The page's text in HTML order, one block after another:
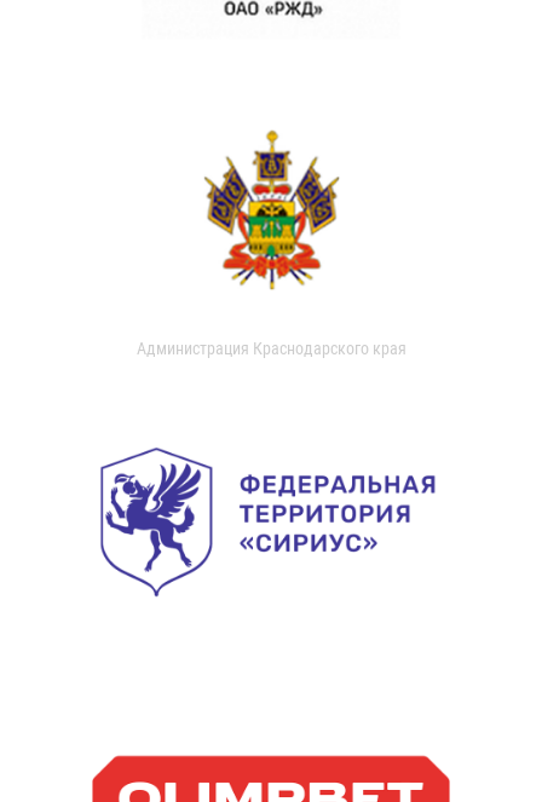
Администрация Краснодарского края